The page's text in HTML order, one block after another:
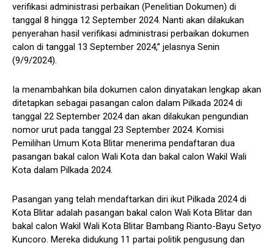
verifikasi administrasi perbaikan (Penelitian Dokumen) di
tanggal 8 hingga 12 September 2024. Nanti akan dilakukan
penyerahan hasil verifikasi administrasi perbaikan dokumen
calon di tanggal 13 September 2024,” jelasnya Senin
(9/9/2024).
Ia menambahkan bila dokumen calon dinyatakan lengkap akan
ditetapkan sebagai pasangan calon dalam Pilkada 2024 di
tanggal 22 September 2024 dan akan dilakukan pengundian
nomor urut pada tanggal 23 September 2024. Komisi
Pemilihan Umum Kota Blitar menerima pendaftaran dua
pasangan bakal calon Wali Kota dan bakal calon Wakil Wali
Kota dalam Pilkada 2024.
Pasangan yang telah mendaftarkan diri ikut Pilkada 2024 di
Kota Blitar adalah pasangan bakal calon Wali Kota Blitar dan
bakal calon Wakil Wali Kota Blitar Bambang Rianto-Bayu Setyo
Kuncoro. Mereka didukung 11 partai politik pengusung dan